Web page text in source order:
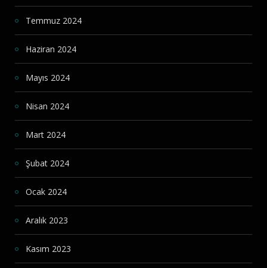
Temmuz 2024
Haziran 2024
Mayıs 2024
Nisan 2024
Mart 2024
Şubat 2024
Ocak 2024
Aralık 2023
Kasım 2023